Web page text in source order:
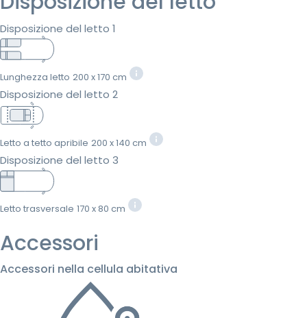
Disposizione del letto 1
Lunghezza letto 200 x 170 cm
Disposizione del letto 2
Letto a tetto apribile 200 x 140 cm
Disposizione del letto 3
Letto trasversale 170 x 80 cm
Accessori
Accessori nella cellula abitativa